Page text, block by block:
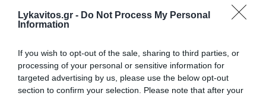
Lykavitos.gr - Do Not Process My Personal
Information
If you wish to opt-out of the sale, sharing to third parties, or
processing of your personal or sensitive information for
targeted advertising by us, please use the below opt-out
section to confirm your selection. Please note that after your
Μονοπήγαδο Θεσσαλονίκης – Ήχησε το 112
(Videos)
Φωτιά εκδηλώθηκε αργά το μεσημέρι της Παρασκευής